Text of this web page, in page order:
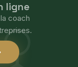
ligne
coach